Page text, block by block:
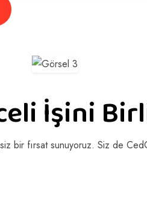
İşini
bir fırsat sunuyoruz. Siz de